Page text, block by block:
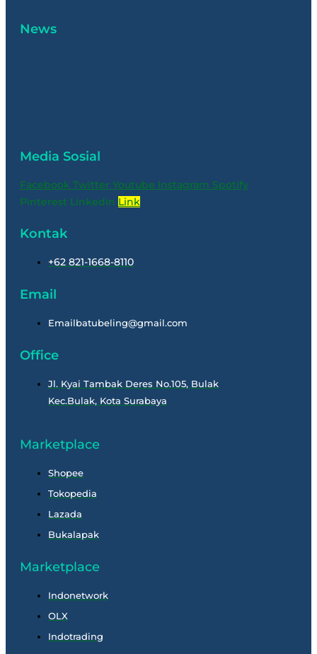
News
Media Sosial
Facebook Twitter Youtube Instagram Spotify
Pinterest Linkedin Link
Kontak
+62 821-1668-8110
Email
Emailbatubeling@gmail.com
Office
Jl. Kyai Tambak Deres No.105, Bulak
Kec.Bulak, Kota Surabaya
Marketplace
Shopee
Tokopedia
Lazada
Bukalapak
Marketplace
Indonetwork
OLX
Indotrading